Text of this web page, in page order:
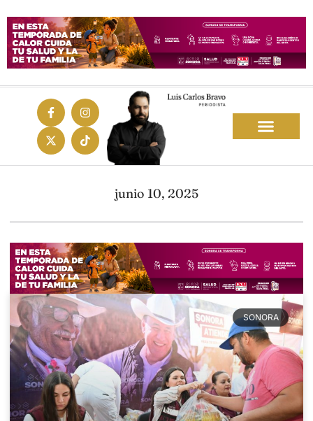
junio 10, 2025
SONORA